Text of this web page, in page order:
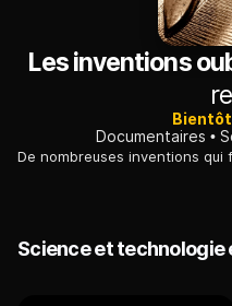
Les inventions
Documentaires
Science et technologie